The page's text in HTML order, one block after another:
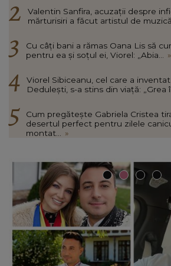
Valentin Sanfira, acuzații despre
mărturisiri a făcut artistul de muzică
Cu câți bani a rămas Oana Lis să
pentru ea și soțul ei, Viorel: „Abia...
»
Viorel Sibiceanu, cel care a
Dedulești, s-a stins din viață: „Grea
Cum pregătește Gabriela Cristea
desertul perfect pentru zilele
montat...
»